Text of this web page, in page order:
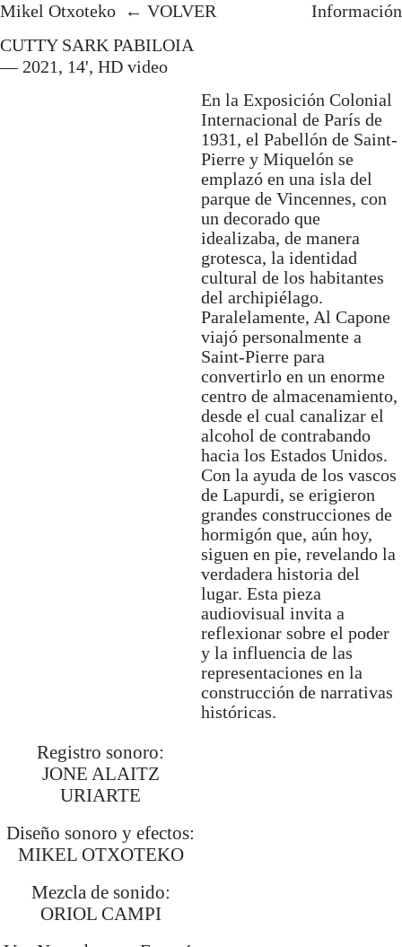
Mikel Otxoteko VOLVER Información
Mikel Otxoteko.Artista y
Desarrolla proyectos de
antropología experimental y
los medios de producción de
incluyó invitación del cineasta
investigador visitante en Pratt
Abattoirs (Toulouse), Centre
The Rag Factory (Londres),
San Telmo Museoa y Centro
Cultural Montehermoso (País
estancias de investigación en
(2019) se proyectó en
festivales como Cinespaña y
Próximamente presentará una
Inmigración de Buenos Aires
dentro del programa
EAZ/EZE.
Esta website ha contado con una
ayuda del Departamento de Cultura y
Vasco.
Mikel Otxoteko
692 714 097
→ SOLICITAR CV
CUTTY SARK PABILOIA
— 2021, 14', HD video
En la Exposición Colonial
Internacional de París de
1931, el Pabellón de Saint-
Pierre y Miquelón se
emplazó en una isla del
parque de Vincennes, con
un decorado que
idealizaba, de manera
grotesca, la identidad
cultural de los habitantes
del archipiélago.
Paralelamente, Al Capone
viajó personalmente a
Saint-Pierre para
convertirlo en un enorme
centro de almacenamiento,
desde el cual canalizar el
alcohol de contrabando
hacia los Estados Unidos.
Con la ayuda de los vascos
de Lapurdi, se erigieron
grandes construcciones de
hormigón que, aún hoy,
siguen en pie, revelando la
verdadera historia del
lugar. Esta pieza
audiovisual invita a
reflexionar sobre el poder
y la influencia de las
representaciones en la
construcción de narrativas
históricas.
Registro sonoro:
JONE ALAITZ
URIARTE
Diseño sonoro y efectos:
MIKEL OTXOTEKO
Mezcla de sonido:
ORIOL CAMPI